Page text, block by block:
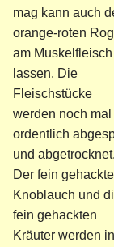
mag kann auch
orange-roten
am Muskelfleisch
lassen. Die
Fleischstücke
werden noch mal
ordentlich
und abgetrocknet.
Der fein gehackte
Knoblauch und
fein gehackten
Kräuter werden